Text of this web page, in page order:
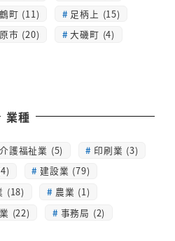
町 (11)
足柄上 (15)
市 (20)
大磯町 (4)
業種
介護福祉業 (5)
印刷業 (3)
建設業 (79)
(18)
農業 (1)
(22)
事務局 (2)